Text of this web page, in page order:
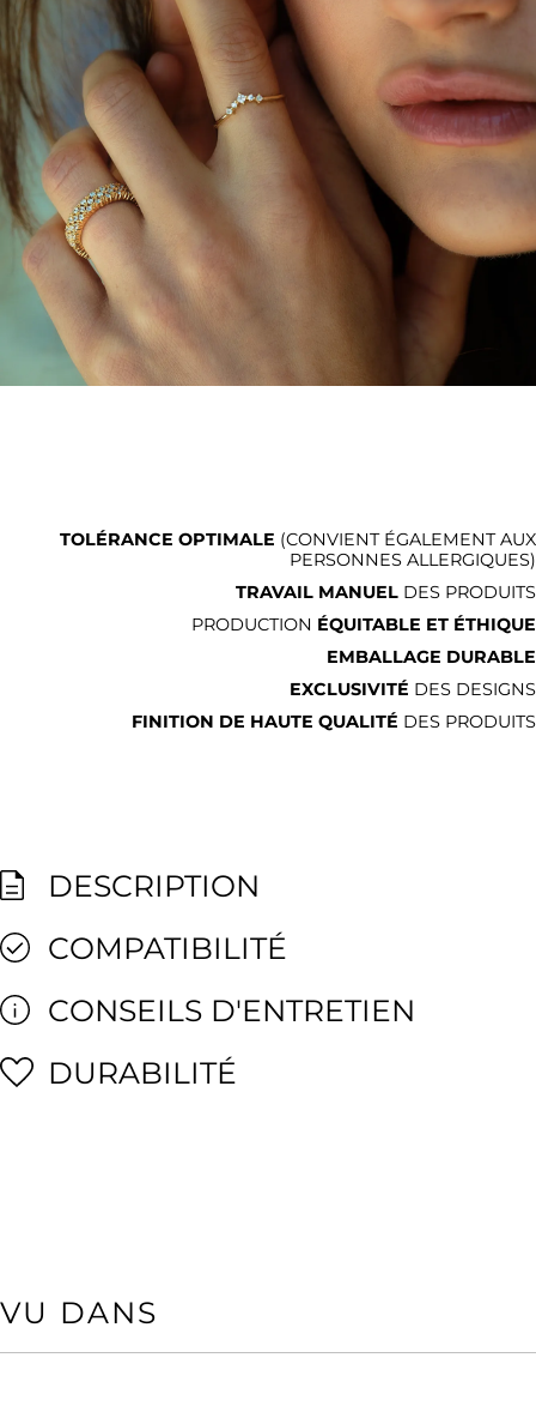
TOLÉRANCE OPTIMALE (CONVIENT ÉGALEMENT AUX
PERSONNES ALLERGIQUES)
TRAVAIL MANUEL DES PRODUITS
PRODUCTION ÉQUITABLE ET ÉTHIQUE
EMBALLAGE DURABLE
EXCLUSIVITÉ DES DESIGNS
FINITION DE HAUTE QUALITÉ DES PRODUITS
DESCRIPTION
COMPATIBILITÉ
CONSEILS D'ENTRETIEN
DURABILITÉ
VU DANS